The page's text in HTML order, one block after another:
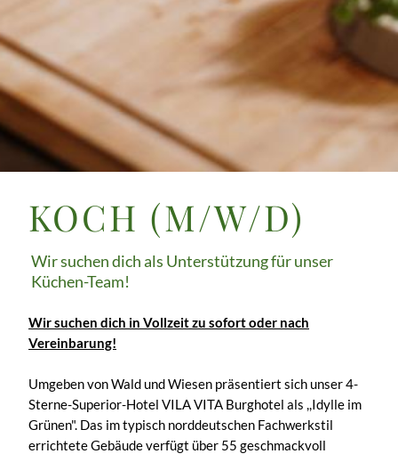
KOCH (M/​W/​D)
Wir suchen dich als Unterstützung für unser
Küchen-Team!
Wir suchen dich in Vollzeit zu sofort oder nach
Vereinbarung!
Umgeben von Wald und Wiesen präsentiert sich unser 4-
Sterne-Superior-Hotel VILA VITA Burghotel als ,,Idylle im
Grünen". Das im typisch norddeutschen Fachwerkstil
errichtete Gebäude verfügt über 55 geschmackvoll